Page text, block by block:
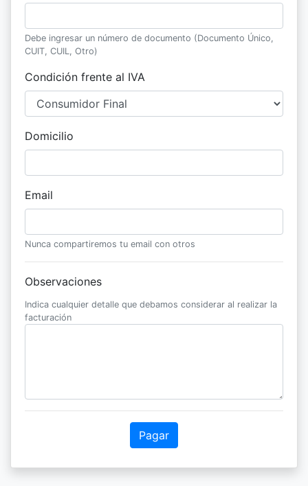
Debe ingresar un número de documento (Documento Único,
CUIT, CUIL, Otro)
Condición frente al IVA
Domicilio
Email
Nunca compartiremos tu email con otros
Observaciones
Indica cualquier detalle que debamos considerar al realizar la
facturación